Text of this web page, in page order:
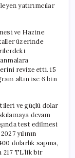
TL
Bekleyenlere
için
yatırımcılar
ve Hazine
üzerinde
revize etti. 15
altın ise 6 bin
ve güçlü dolar
devam
test edilmesi
yılının
dolarlık sapma,
217 TL’lik bir